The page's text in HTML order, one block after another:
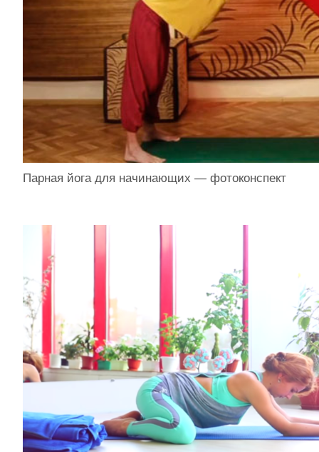
Парная йога для начинающих — фотоконспект